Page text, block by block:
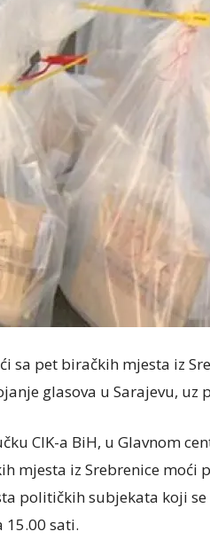
sa pet biračkih mjesta iz
glasova u Sarajevu, uz
CIK-a BiH, u Glavnom
mjesta iz Srebrenice
političkih subjekata koji
15.00 sati.